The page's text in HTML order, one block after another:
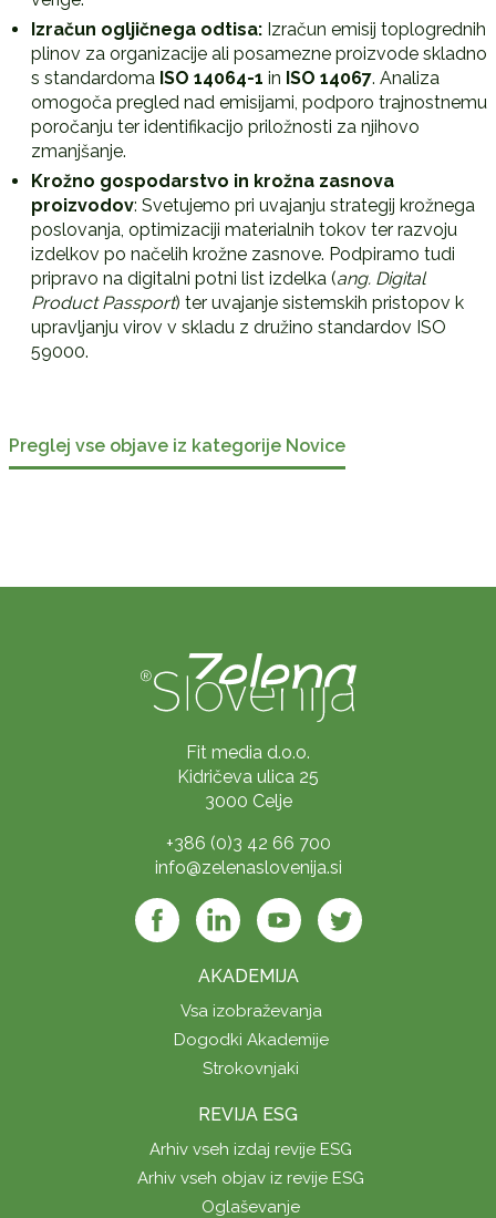
Izračun ogljičnega odtisa: Izračun emisij toplogrednih
plinov za organizacije ali posamezne proizvode skladno
s standardoma ISO 14064-1 in ISO 14067. Analiza
omogoča pregled nad emisijami, podporo trajnostnemu
poročanju ter identifikacijo priložnosti za njihovo
zmanjšanje.
Krožno gospodarstvo in krožna zasnova
proizvodov: Svetujemo pri uvajanju strategij krožnega
poslovanja, optimizaciji materialnih tokov ter razvoju
izdelkov po načelih krožne zasnove. Podpiramo tudi
pripravo na digitalni potni list izdelka (ang. Digital
Product Passport) ter uvajanje sistemskih pristopov k
upravljanju virov v skladu z družino standardov ISO
59000.
Preglej vse objave iz kategorije Novice
Fit media d.o.o.
Kidričeva ulica 25
3000 Celje
+386 (0)3 42 66 700
info@zelenaslovenija.si
AKADEMIJA
Vsa izobraževanja
Dogodki Akademije
Strokovnjaki
REVIJA ESG
Arhiv vseh izdaj revije ESG
Arhiv vseh objav iz revije ESG
Oglaševanje